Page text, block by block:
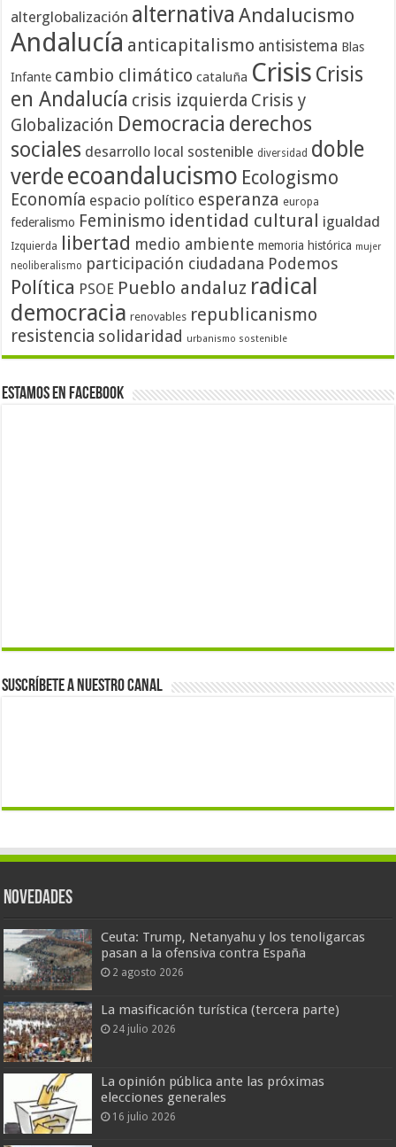
alterglobalización alternativa Andalucismo
Andalucía anticapitalismo antisistema Blas
Infante cambio climático cataluña Crisis Crisis
en Andalucía crisis izquierda Crisis y
Globalización Democracia derechos
sociales desarrollo local sostenible diversidad doble
verdeecoandalucismo Ecologismo
Economía espacio político esperanza europa
federalismo Feminismo identidad cultural igualdad
Izquierda libertad medio ambiente memoria histórica mujer
neoliberalismo participación ciudadana Podemos
Política PSOE Pueblo andaluz radical
democracia renovables republicanismo
resistencia solidaridad urbanismo sostenible
Estamos en Facebook
Suscríbete a nuestro canal
Novedades
Ceuta: Trump, Netanyahu y los tenoligarcas
pasan a la ofensiva contra España
2 agosto 2026
La masificación turística (tercera parte)
24 julio 2026
La opinión pública ante las próximas
elecciones generales
16 julio 2026